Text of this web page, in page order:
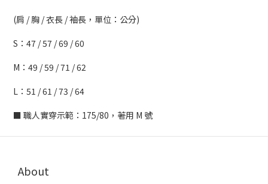
(肩 / 胸 / 衣長 / 袖長，單位：公分)
S：47 / 57 / 69 / 60
M：49 / 59 / 71 / 62
L：51 / 61 / 73 / 64
■ 職人實穿示範：175/80，著用 M 號
About